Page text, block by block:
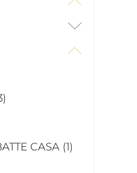
CASA (1)